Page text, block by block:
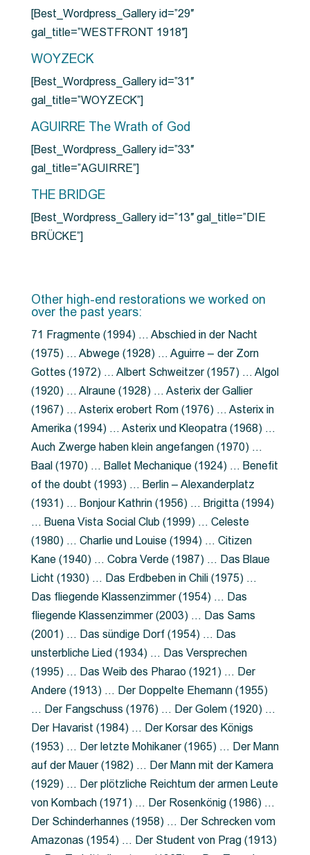
[Best_Wordpress_Gallery id=”29″
gal_title=”WESTFRONT 1918″]
WOYZECK
[Best_Wordpress_Gallery id=”31″
gal_title=”WOYZECK”]
AGUIRRE The Wrath of God
[Best_Wordpress_Gallery id=”33″
gal_title=”AGUIRRE”]
THE BRIDGE
[Best_Wordpress_Gallery id=”13″ gal_title=”DIE
BRÜCKE”]
Other high-end restorations we worked on
over the past years:
71 Fragmente (1994) … Abschied in der Nacht
(1975) … Abwege (1928) … Aguirre – der Zorn
Gottes (1972) … Albert Schweitzer (1957) … Algol
(1920) … Alraune (1928) … Asterix der Gallier
(1967) … Asterix erobert Rom (1976) … Asterix in
Amerika (1994) … Asterix und Kleopatra (1968) …
Auch Zwerge haben klein angefangen (1970) …
Baal (1970) … Ballet Mechanique (1924) … Benefit
of the doubt (1993) … Berlin – Alexanderplatz
(1931) … Bonjour Kathrin (1956) … Brigitta (1994)
… Buena Vista Social Club (1999) … Celeste
(1980) … Charlie und Louise (1994) … Citizen
Kane (1940) … Cobra Verde (1987) … Das Blaue
Licht (1930) … Das Erdbeben in Chili (1975) …
Das fliegende Klassenzimmer (1954) … Das
fliegende Klassenzimmer (2003) … Das Sams
(2001) … Das sündige Dorf (1954) … Das
unsterbliche Lied (1934) … Das Versprechen
(1995) … Das Weib des Pharao (1921) … Der
Andere (1913) … Der Doppelte Ehemann (1955)
… Der Fangschuss (1976) … Der Golem (1920) …
Der Havarist (1984) … Der Korsar des Königs
(1953) … Der letzte Mohikaner (1965) … Der Mann
auf der Mauer (1982) … Der Mann mit der Kamera
(1929) … Der plötzliche Reichtum der armen Leute
von Kombach (1971) … Der Rosenkönig (1986) …
Der Schinderhannes (1958) … Der Schrecken vom
Amazonas (1954) … Der Student von Prag (1913)